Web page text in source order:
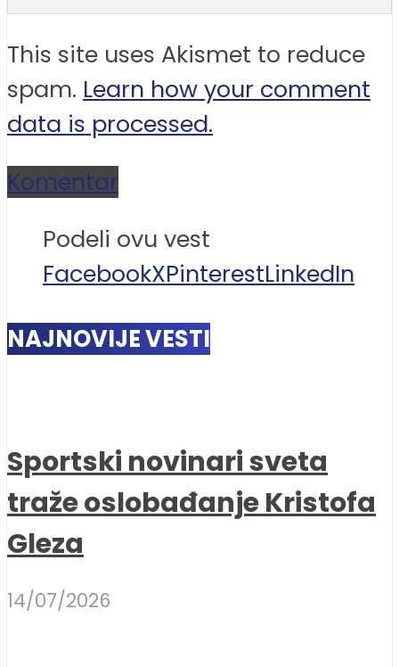
This site uses Akismet to reduce
spam. Learn how your comment
data is processed.
Komentar
Podeli ovu vest
FacebookXPinterestLinkedIn
NAJNOVIJE VESTI
Sportski novinari sveta
traže oslobađanje Kristofa
Gleza
14/07/2026